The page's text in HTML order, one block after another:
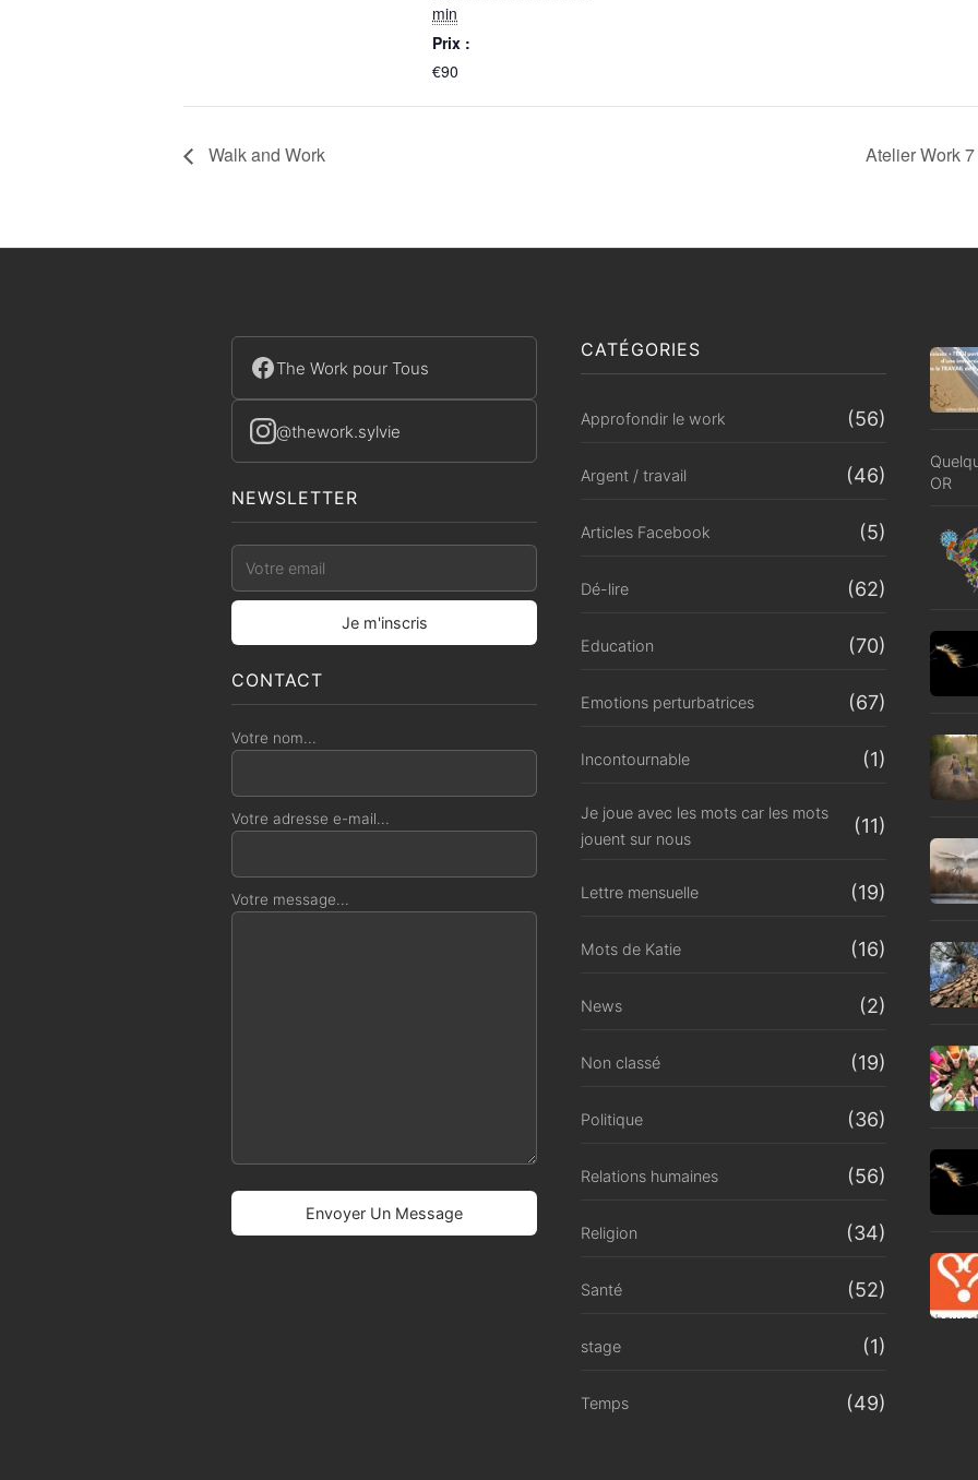
min
Prix :
€90
Walk and Work Atelier Work
The Work pour Tous
@thework.sylvie
NEWSLETTER
CONTACT
Votre nom...
Votre adresse e-mail...
Votre message...
CATÉGORIES
Approfondir le work (56)
Argent / travail (46)
Articles Facebook (5)
Dé-lire (62)
Education (70)
Emotions perturbatrices (67)
Incontournable (1)
Je joue avec les mots car les mots
jouent sur nous
(11)
Lettre mensuelle (19)
Mots de Katie (16)
News (2)
Non classé (19)
Politique (36)
Relations humaines (56)
Religion (34)
Santé (52)
stage (1)
Temps (49)
OR